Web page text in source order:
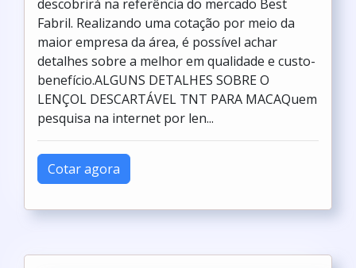
descobrirá na referência do mercado Best
Fabril. Realizando uma cotação por meio da
maior empresa da área, é possível achar
detalhes sobre a melhor em qualidade e custo-
benefício.ALGUNS DETALHES SOBRE O
LENÇOL DESCARTÁVEL TNT PARA MACAQuem
pesquisa na internet por len...
Cotar agora